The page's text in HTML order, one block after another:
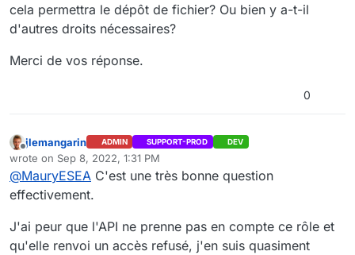
cela permettra le dépôt de fichier? Ou bien y a-t-il
d'autres droits nécessaires?
Merci de vos réponse.
0
Offline
jlemangarin ADMIN SUPPORT-PROD DEV
wrote on Sep 8, 2022, 1:31 PM
last edited by
@MauryESEA C'est une très bonne question
effectivement.
J'ai peur que l'API ne prenne pas en compte ce rôle et
qu'elle renvoi un accès refusé, j'en suis quasiment